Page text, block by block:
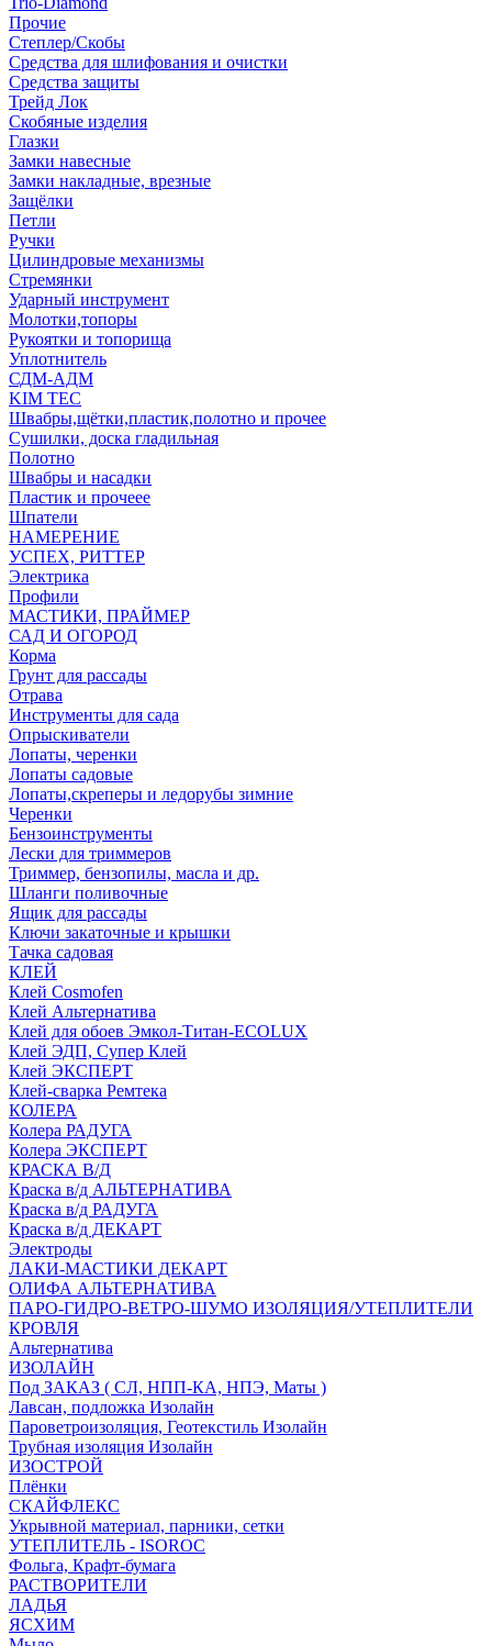
Прочие
Степлер/Скобы
Средства для шлифования и очистки
Средства защиты
Трейд Лок
Скобяные изделия
Глазки
Замки навесные
Замки накладные, врезные
Защёлки
Петли
Ручки
Цилиндровые механизмы
Стремянки
Ударный инструмент
Молотки,топоры
Рукоятки и топорища
Уплотнитель
СДМ-АДМ
KIM TEC
Швабры,щётки,пластик,полотно и прочее
Сушилки, доска гладильная
Полотно
Швабры и насадки
Пластик и прочеее
Шпатели
НАМЕРЕНИЕ
УСПЕХ, РИТТЕР
Электрика
Профили
МАСТИКИ, ПРАЙМЕР
САД И ОГОРОД
Корма
Грунт для рассады
Отрава
Инструменты для сада
Опрыскиватели
Лопаты, черенки
Лопаты садовые
Лопаты,скреперы и ледорубы зимние
Черенки
Бензоинструменты
Лески для триммеров
Триммер, бензопилы, масла и др.
Шланги поливочные
Ящик для рассады
Ключи закаточные и крышки
Тачка садовая
КЛЕЙ
Клей Cosmofen
Клей Альтернатива
Клей для обоев Эмкол-Титан-ECOLUX
Клей ЭДП, Супер Клей
Клей ЭКСПЕРТ
Клей-сварка Ремтека
КОЛЕРА
Колера РАДУГА
Колера ЭКСПЕРТ
КРАСКА В/Д
Краска в/д АЛЬТЕРНАТИВА
Краска в/д РАДУГА
Краска в/д ДЕКАРТ
Электроды
ЛАКИ-МАСТИКИ ДЕКАРТ
ОЛИФА АЛЬТЕРНАТИВА
ПАРО-ГИДРО-ВЕТРО-ШУМО ИЗОЛЯЦИЯ/УТЕПЛИТЕЛИ
КРОВЛЯ
Альтернатива
ИЗОЛАЙН
Под ЗАКАЗ ( СЛ, НПП-КА, НПЭ, Маты )
Лавсан, подложка Изолайн
Пароветроизоляция, Геотекстиль Изолайн
Трубная изоляция Изолайн
ИЗОСТРОЙ
Плёнки
СКАЙФЛЕКС
Укрывной материал, парники, сетки
УТЕПЛИТЕЛЬ - ISOROC
Фольга, Крафт-бумага
РАСТВОРИТЕЛИ
ЛАДЬЯ
ЯСХИМ